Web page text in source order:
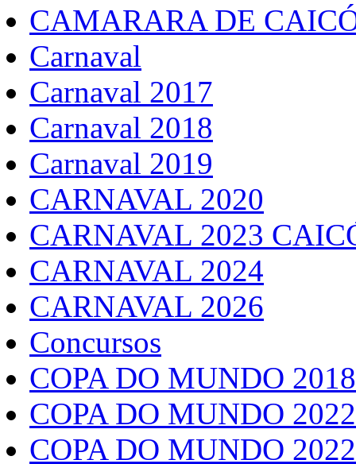
CAMARARA DE
Carnaval
Carnaval 2017
Carnaval 2018
Carnaval 2019
CARNAVAL 2020
CARNAVAL 2023
CARNAVAL 2024
CARNAVAL 2026
Concursos
COPA DO MUNDO 2018
COPA DO MUNDO 2022
COPA DO MUNDO